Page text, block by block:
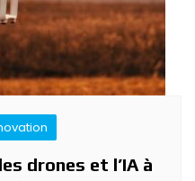
drones et l’IA à